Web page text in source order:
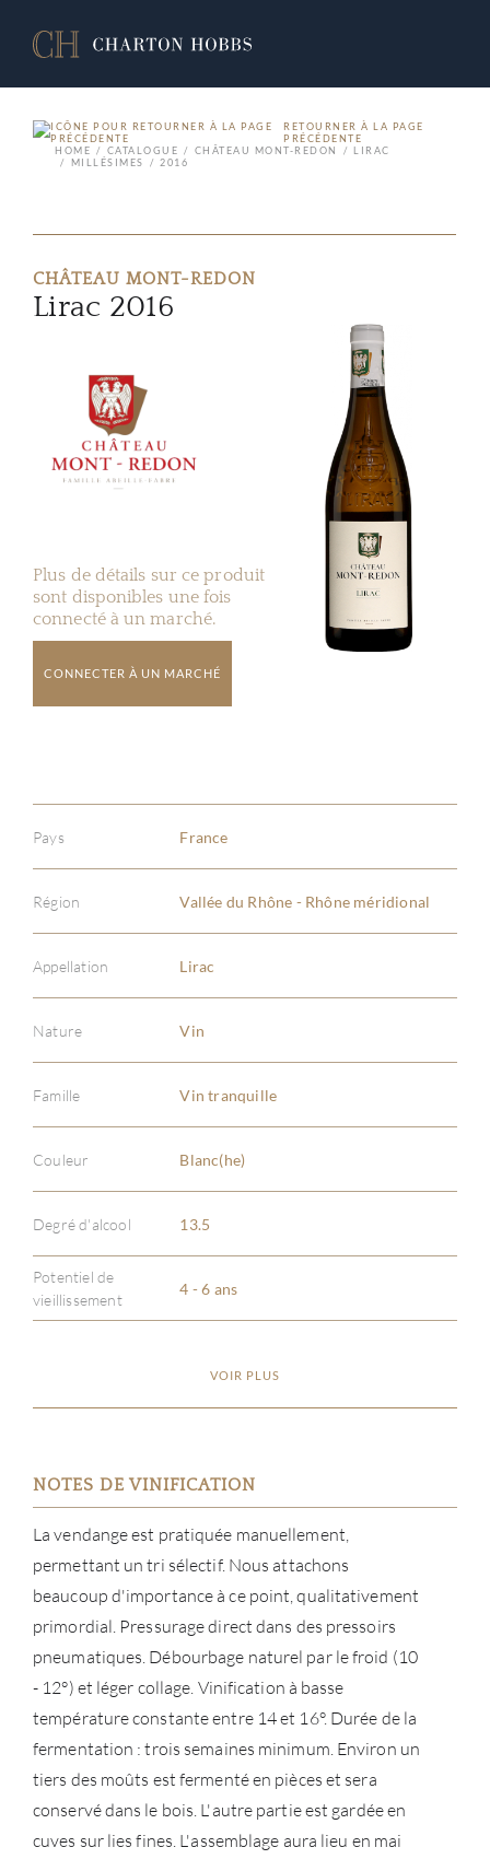
RETOURNER À LA PAGE
PRÉCÉDENTE
HOME
CATALOGUE CHÂTEAU MONT-REDON
LIRAC
MILLÉSIMES
2016
CHÂTEAU MONT-REDON
Lirac 2016
Plus de détails sur ce produit
sont disponibles une fois
connecté à un marché.
CONNECTER À UN MARCHÉ
Pays France
Région Vallée du Rhône - Rhône méridional
Appellation Lirac
Nature Vin
Famille Vin tranquille
Couleur Blanc(he)
Degré d'alcool 13.5
Potentiel de
vieillissement
4 - 6 ans
VOIR PLUS
NOTES DE VINIFICATION
La vendange est pratiquée manuellement,
permettant un tri sélectif. Nous attachons
beaucoup d'importance à ce point, qualitativement
primordial. Pressurage direct dans des pressoirs
pneumatiques. Débourbage naturel par le froid (10
- 12°) et léger collage. Vinification à basse
température constante entre 14 et 16°. Durée de la
fermentation : trois semaines minimum. Environ un
tiers des moûts est fermenté en pièces et sera
conservé dans le bois. L'autre partie est gardée en
cuves sur lies fines. L'assemblage aura lieu en mai